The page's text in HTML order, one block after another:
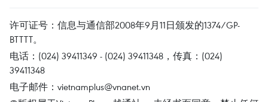
许可证号：信息与通信部2008年9月11日颁发的1374/GP-
BTTTT。
电话：(024) 39411349 - (024) 39411348，传真：(024)
39411348
电子邮件： vietnamplus@vnanet.vn